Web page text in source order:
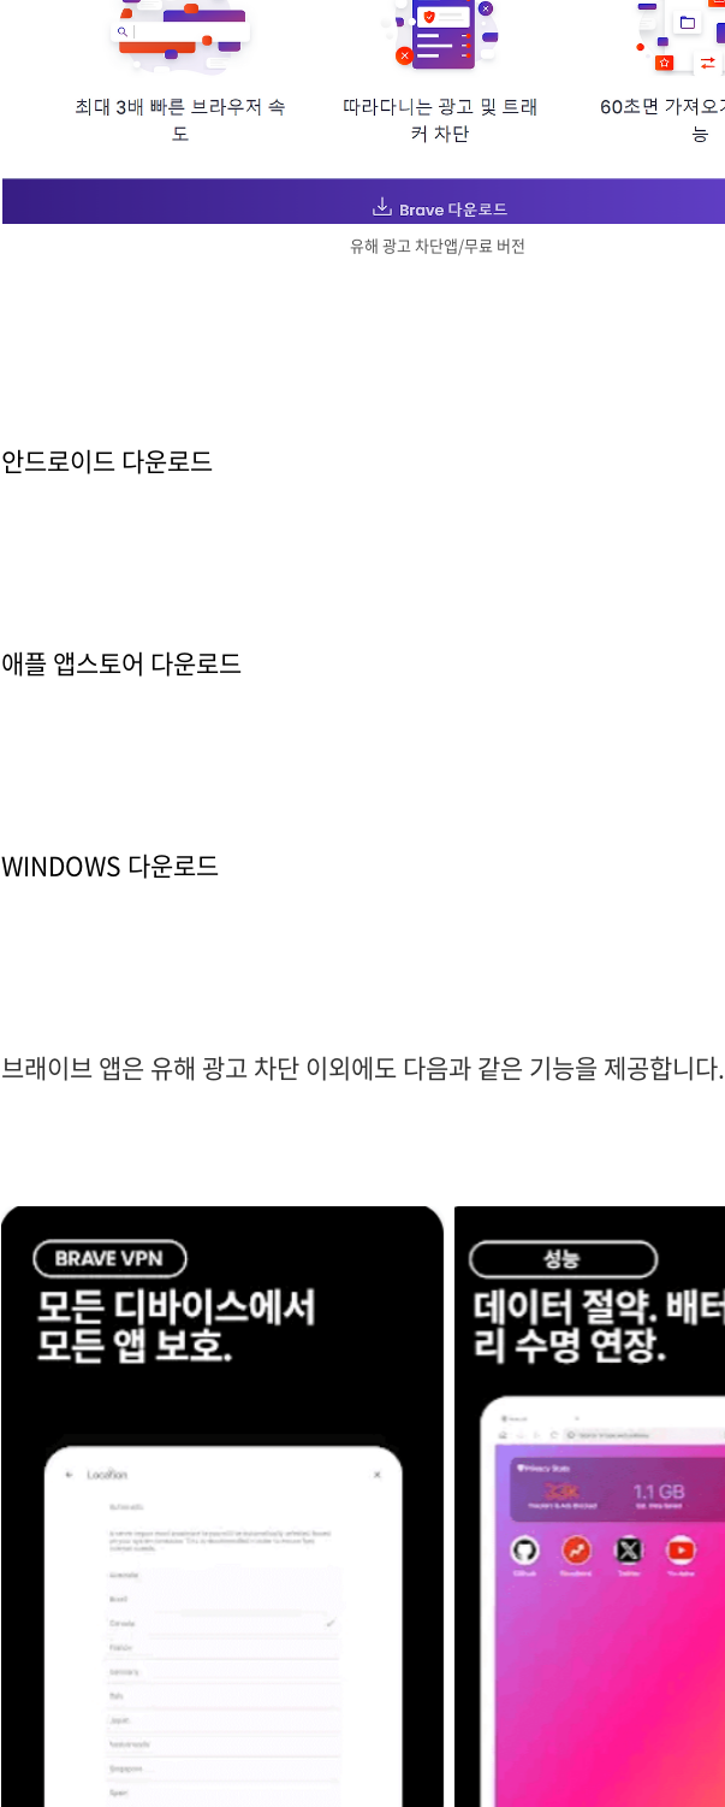
유해 광고 차단앱/무료 버전
안드로이드 다운로드
애플 앱스토어 다운로드
WINDOWS 다운로드
브래이브 앱은 유해 광고 차단 이외에도 다음과 같은 기능을 제공합니다.